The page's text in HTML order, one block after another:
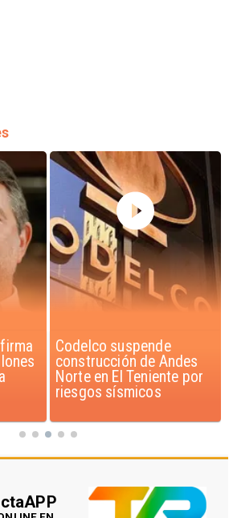
Lluvias históricas en
Chile: ciudades alcanzan
máximos nunca vistos